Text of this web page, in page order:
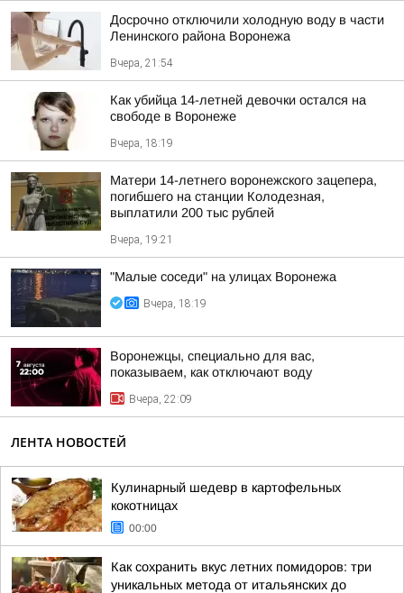
Досрочно отключили холодную воду в части
Ленинского района Воронежа
Вчера, 21:54
Как убийца 14-летней девочки остался на
свободе в Воронеже
Вчера, 18:19
Матери 14-летнего воронежского зацепера,
погибшего на станции Колодезная,
выплатили 200 тыс рублей
Вчера, 19:21
"Малые соседи" на улицах Воронежа
Вчера, 18:19
Воронежцы, специально для вас,
показываем, как отключают воду
Вчера, 22:09
ЛЕНТА НОВОСТЕЙ
Кулинарный шедевр в картофельных
кокотницах
00:00
Как сохранить вкус летних помидоров: три
уникальных метода от итальянских до